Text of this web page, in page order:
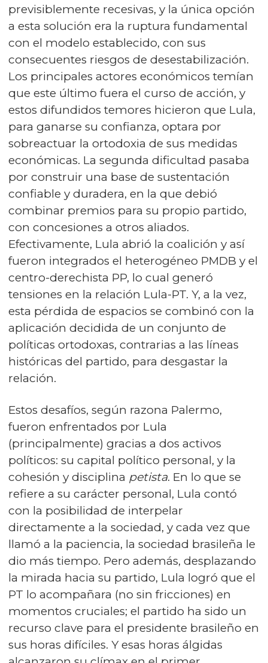
previsiblemente recesivas, y la única opción
a esta solución era la ruptura fundamental
con el modelo establecido, con sus
consecuentes riesgos de desestabilización.
Los principales actores económicos temían
que este último fuera el curso de acción, y
estos difundidos temores hicieron que Lula,
para ganarse su confianza, optara por
sobreactuar la ortodoxia de sus medidas
económicas. La segunda dificultad pasaba
por construir una base de sustentación
confiable y duradera, en la que debió
combinar premios para su propio partido,
con concesiones a otros aliados.
Efectivamente, Lula abrió la coalición y así
fueron integrados el heterogéneo PMDB y el
centro-derechista PP, lo cual generó
tensiones en la relación Lula-PT. Y, a la vez,
esta pérdida de espacios se combinó con la
aplicación decidida de un conjunto de
políticas ortodoxas, contrarias a las líneas
históricas del partido, para desgastar la
relación.
Estos desafíos, según razona Palermo,
fueron enfrentados por Lula
(principalmente) gracias a dos activos
políticos: su capital político personal, y la
cohesión y disciplina petista. En lo que se
refiere a su carácter personal, Lula contó
con la posibilidad de interpelar
directamente a la sociedad, y cada vez que
llamó a la paciencia, la sociedad brasileña le
dio más tiempo. Pero además, desplazando
la mirada hacia su partido, Lula logró que el
PT lo acompañara (no sin fricciones) en
momentos cruciales; el partido ha sido un
recurso clave para el presidente brasileño en
sus horas difíciles. Y esas horas álgidas